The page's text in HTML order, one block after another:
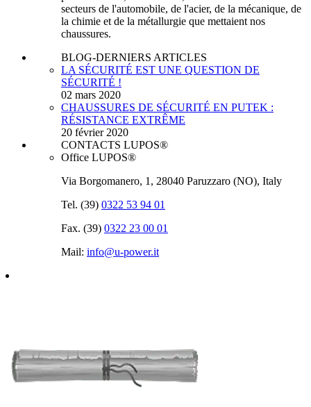
secteurs de l'automobile, de l'acier, de la mécanique, de
la chimie et de la métallurgie que mettaient nos
chaussures.
BLOG-DERNIERS ARTICLES
LA SÉCURITÉ EST UNE QUESTION DE
SÉCURITÉ !
02 mars 2020
CHAUSSURES DE SÉCURITÉ EN PUTEK :
RÉSISTANCE EXTRÊME
20 février 2020
CONTACTS LUPOS®
Office LUPOS®
Via Borgomanero, 1, 28040 Paruzzaro (NO), Italy
Tel. (39) 0322 53 94 01
Fax. (39) 0322 23 00 01
Mail: info@u‑power.it